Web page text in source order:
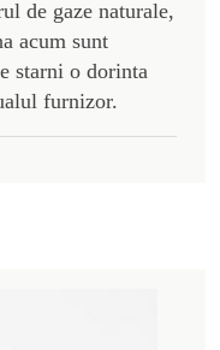
de gaze naturale,
acum sunt
starni o dorinta
furnizor.